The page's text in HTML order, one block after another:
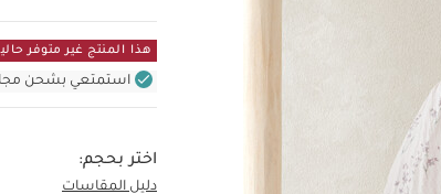
هذا المنتج غير متوفر
استمتعي بشحن مجاني
اختر بحجم:
دليل المقاسات